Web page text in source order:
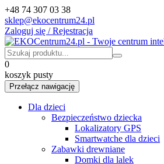
+48 74 307 03 38
sklep@ekocentrum24.pl
Zaloguj się / Rejestracja
0
koszyk pusty
Przełącz nawigację
Dla dzieci
Bezpieczeństwo dziecka
Lokalizatory GPS
Smartwatche dla dzieci
Zabawki drewniane
Domki dla lalek